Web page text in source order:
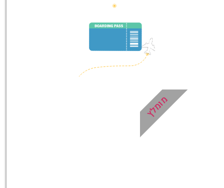
הדרכה מקצועית ואינפורמטיבית
במיוחד עבורכם!
לחצו פה!
מומלץ